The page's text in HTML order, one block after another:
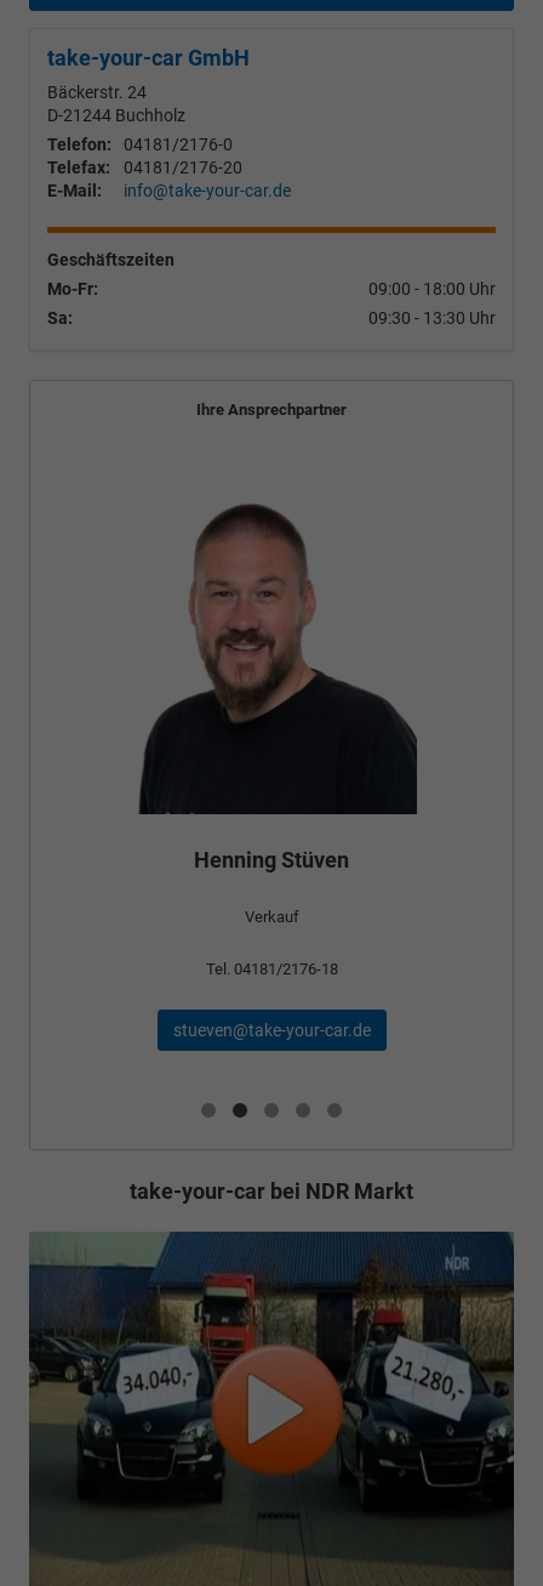
take-your-car GmbH
Bäckerstr. 24
D-21244 Buchholz
Telefon:
04181/2176-0
Telefax:
04181/2176-20
E-Mail:
info@take-your-car.de
Geschäftszeiten
Mo-Fr:
09:00 - 18:00 Uhr
Sa:
09:30 - 13:30 Uhr
Ihre Ansprechpartner
your-car.de
take-your-car bei NDR Markt